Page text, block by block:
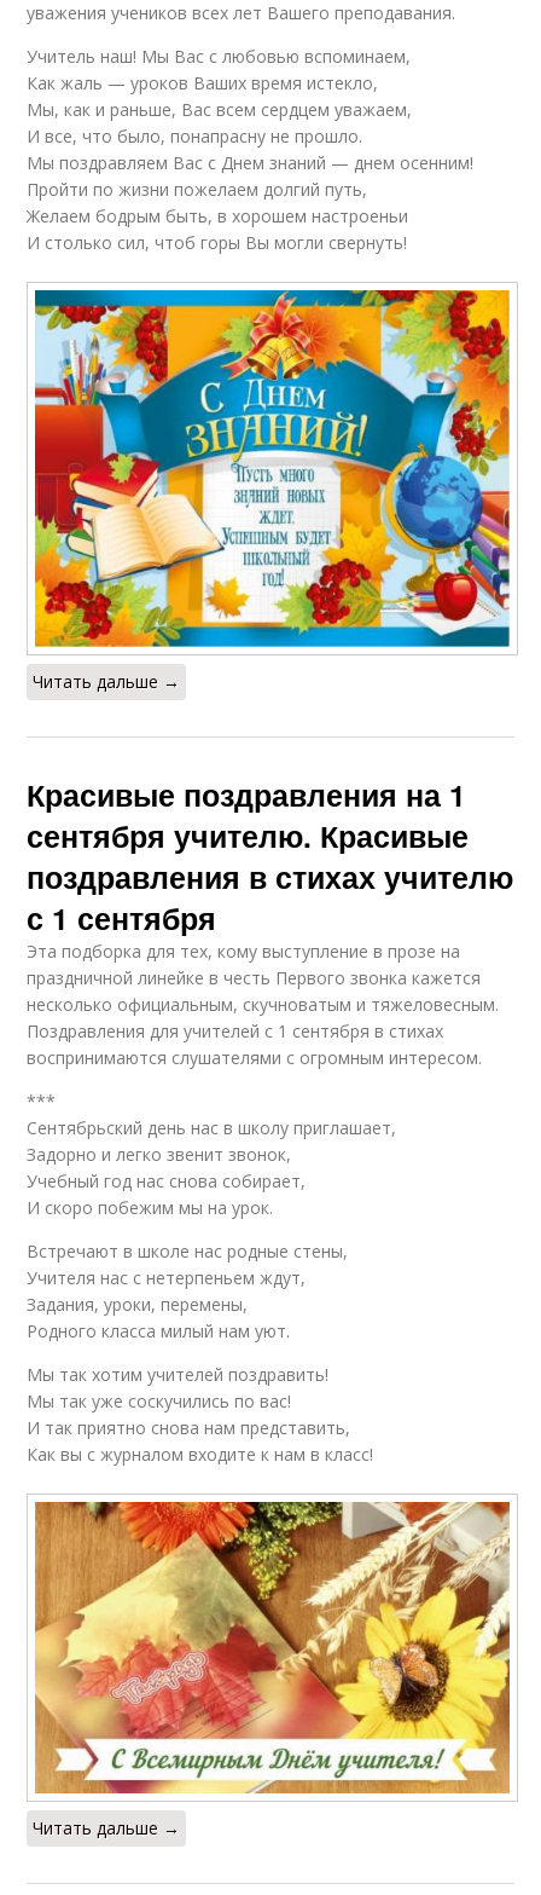
уважения учеников всех лет Вашего преподавания.
Учитель наш! Мы Вас с любовью вспоминаем,
Как жаль — уроков Ваших время истекло,
Мы, как и раньше, Вас всем сердцем уважаем,
И все, что было, понапрасну не прошло.
Мы поздравляем Вас с Днем знаний — днем осенним!
Пройти по жизни пожелаем долгий путь,
Желаем бодрым быть, в хорошем настроеньи
И столько сил, чтоб горы Вы могли свернуть!
Читать дальше →
Красивые поздравления на 1
сентября учителю. Красивые
поздравления в стихах учителю
с 1 сентября
Эта подборка для тех, кому выступление в прозе на
праздничной линейке в честь Первого звонка кажется
несколько официальным, скучноватым и тяжеловесным.
Поздравления для учителей с 1 сентября в стихах
воспринимаются слушателями с огромным интересом.
***
Сентябрьский день нас в школу приглашает,
Задорно и легко звенит звонок,
Учебный год нас снова собирает,
И скоро побежим мы на урок.
Встречают в школе нас родные стены,
Учителя нас с нетерпеньем ждут,
Задания, уроки, перемены,
Родного класса милый нам уют.
Мы так хотим учителей поздравить!
Мы так уже соскучились по вас!
И так приятно снова нам представить,
Как вы с журналом входите к нам в класс!
Читать дальше →